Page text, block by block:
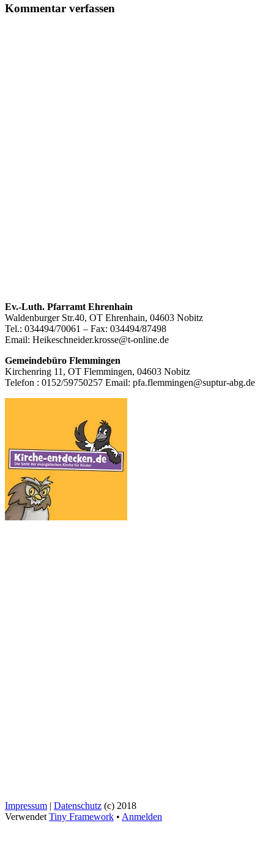
Kommentar verfassen
Footer
Inhalt
Ev.-Luth. Pfarramt Ehrenhain
Waldenburger Str.40, OT Ehrenhain, 04603 Nobitz
Tel.: 034494/70061 – Fax: 034494/87498
Email: Heikeschneider.krosse@t-online.de
Gemeindebüro Flemmingen
Kirchenring 11, OT Flemmingen, 04603 Nobitz
Telefon : 0152/59750257 Email: pfa.flemmingen@suptur-abg.de
Impressum | Datenschutz (c) 2018
Verwendet Tiny Framework • Anmelden